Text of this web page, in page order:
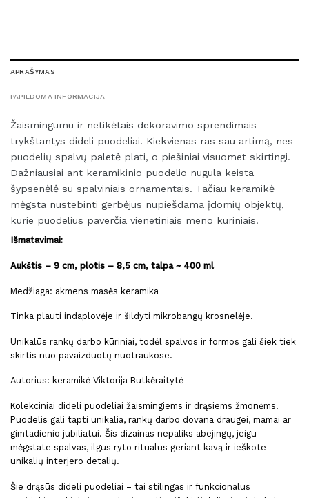
APRAŠYMAS
PAPILDOMA INFORMACIJA
Žaismingumu ir netikėtais dekoravimo sprendimais
trykštantys dideli puodeliai. Kiekvienas ras sau artimą, nes
puodelių spalvų paletė plati, o piešiniai visuomet skirtingi.
Dažniausiai ant keramikinio puodelio nugula keista
šypsenėlė su spalviniais ornamentais. Tačiau keramikė
mėgsta nustebinti gerbėjus nupiešdama įdomių objektų,
kurie puodelius paverčia vienetiniais meno kūriniais.
Išmatavimai:
Aukštis – 9 cm, plotis – 8,5 cm, talpa ~ 400 ml
Medžiaga: akmens masės keramika
Tinka plauti indaplovėje ir šildyti mikrobangų krosnelėje.
Unikalūs rankų darbo kūriniai, todėl spalvos ir formos gali šiek tiek
skirtis nuo pavaizduotų nuotraukose.
Autorius: keramikė Viktorija Butkėraitytė
Kolekciniai dideli puodeliai žaismingiems ir drąsiems žmonėms.
Puodelis gali tapti unikalia, rankų darbo dovana draugei, mamai ar
gimtadienio jubiliatui. Šis dizainas nepaliks abejingų, jeigu
mėgstate spalvas, ilgus ryto ritualus geriant kavą ir ieškote
unikalių interjero detalių.
Šie drąsūs dideli puodeliai – tai stilingas ir funkcionalus